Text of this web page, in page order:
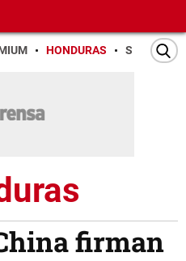
HONDURAS SAN PEDRO
firman